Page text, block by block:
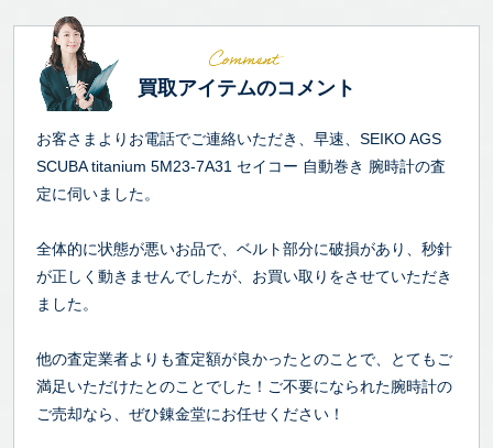
買取アイテムのコメント
お客さまよりお電話でご連絡いただき、早速、SEIKO AGS
SCUBA titanium 5M23-7A31 セイコー 自動巻き 腕時計の査
定に伺いました。
全体的に状態が悪いお品で、ベルト部分に破損があり、秒針
が正しく動きませんでしたが、お買い取りをさせていただき
ました。
他の査定業者よりも査定額が良かったとのことで、とてもご
満足いただけたとのことでした！ご不要になられた腕時計の
ご売却なら、ぜひ錬金堂にお任せください！